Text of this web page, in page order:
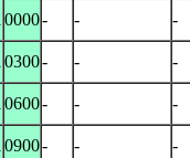
0000- - -
0300- - -
0600- - -
0900- - -